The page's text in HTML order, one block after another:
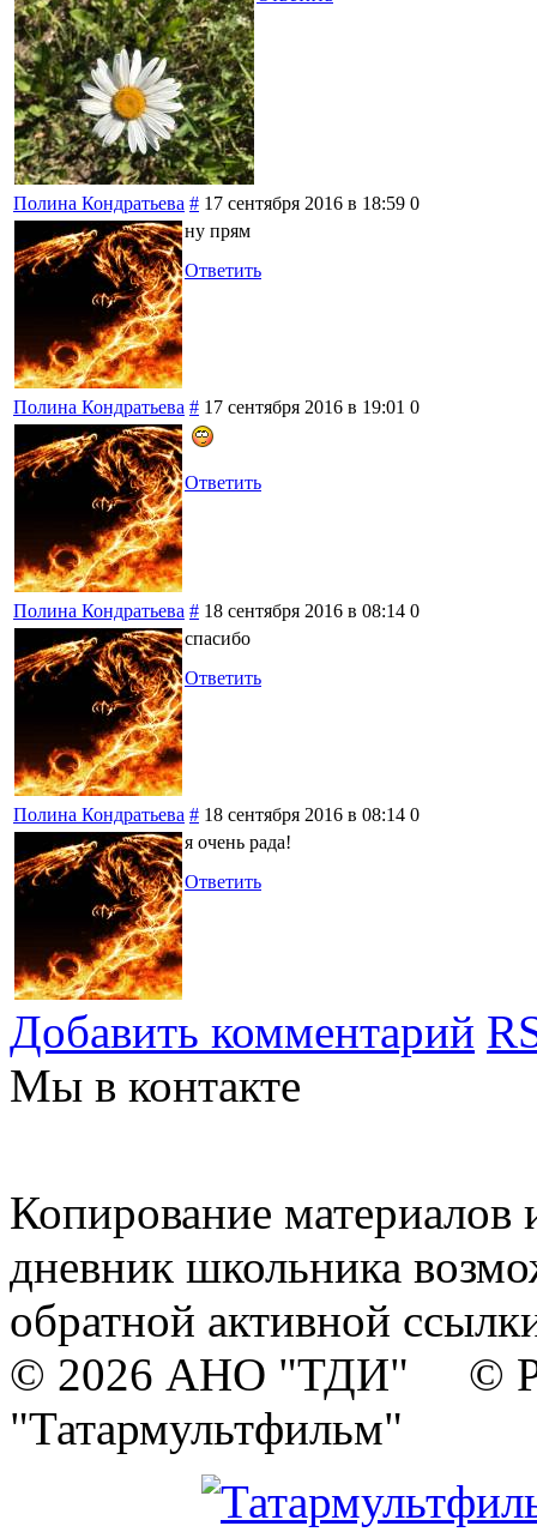
Полина Кондратьева # 17 сентября 2016 в 18:59 0
ну прям
Ответить
Полина Кондратьева # 17 сентября 2016 в 19:01 0
Ответить
Полина Кондратьева # 18 сентября 2016 в 08:14 0
спасибо
Ответить
Полина Кондратьева # 18 сентября 2016 в 08:14 0
я очень рада!
Ответить
Добавить комментарий
Мы в контакте
Копирование материалов
дневник школьника
обратной активной
© 2026 АНО "ТДИ" ©
"Татармультфильм"